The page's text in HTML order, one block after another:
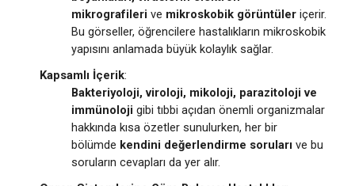
mikrografileri ve mikroskobik görüntüler içerir.
Bu görseller, öğrencilere hastalıkların mikroskobik
yapısını anlamada büyük kolaylık sağlar.
Kapsamlı İçerik:
Bakteriyoloji, viroloji, mikoloji, parazitoloji ve
immünoloji gibi tıbbi açıdan önemli organizmalar
hakkında kısa özetler sunulurken, her bir
bölümde kendini değerlendirme soruları ve bu
soruların cevapları da yer alır.